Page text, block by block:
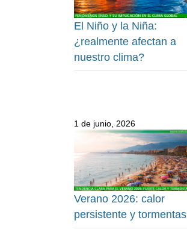
El Niño y la Niña:
¿realmente afectan a
nuestro clima?
1 de junio, 2026
Verano 2026: calor
persistente y tormentas